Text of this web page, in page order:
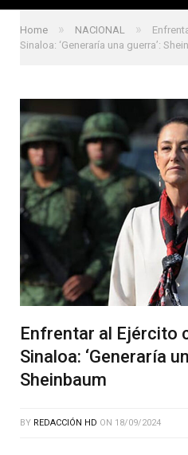
Home » NACIONAL »
Sinaloa: ‘Generaría una guerra’:
Enfrentar al Ejército
Sinaloa: ‘Generaría
Sheinbaum
BY REDACCIÓN HD ON 18/09/2024